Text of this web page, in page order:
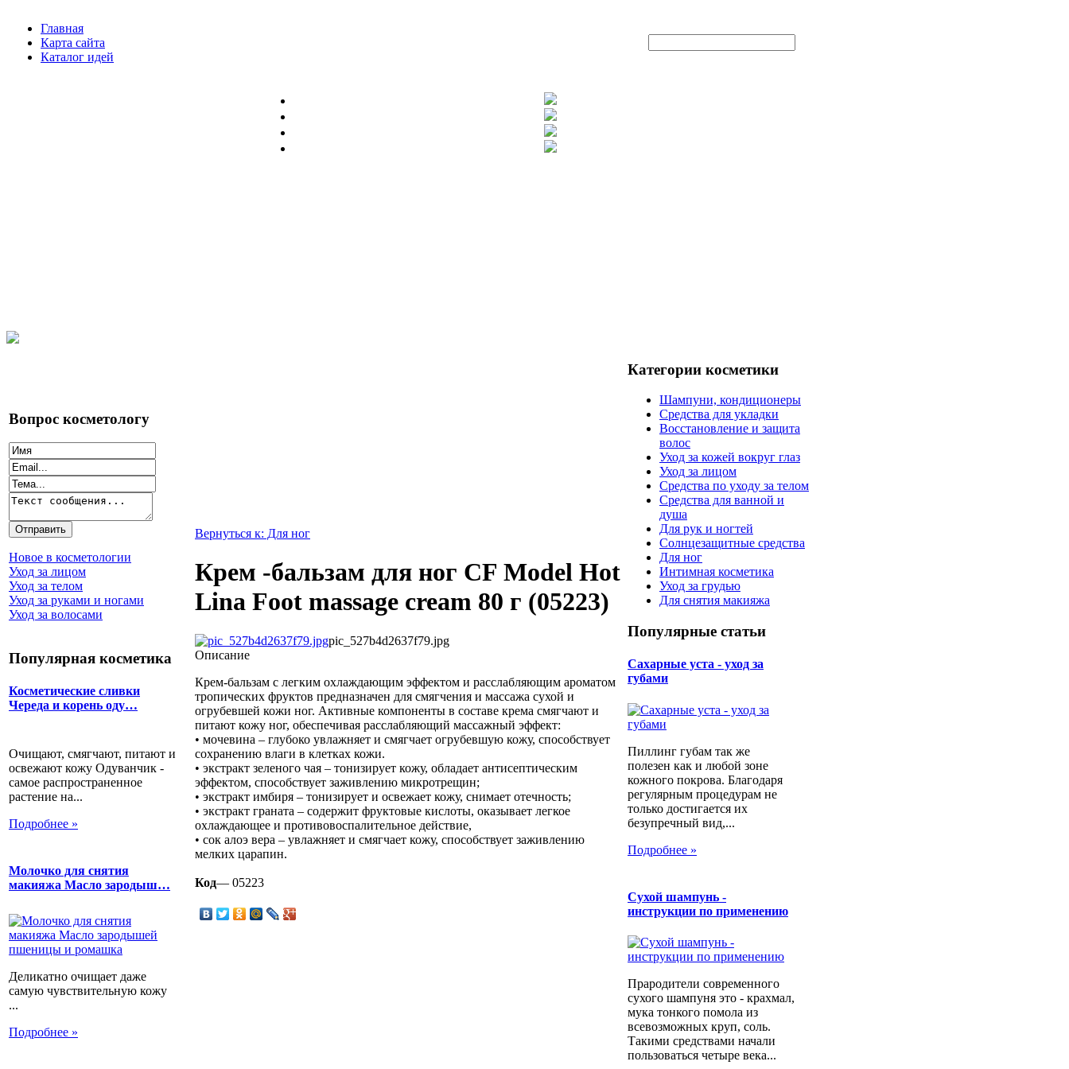
Главная
Карта сайта
Каталог идей
Вопрос косметологу
Новое в косметологии
Уход за лицом
Уход за телом
Уход за руками и ногами
Уход за волосами
Популярная косметика
Косметические сливки
Череда и корень оду…
Очищают, смягчают, питают и
освежают кожу Одуванчик -
самое распространенное
растение на...
Подробнее »
Молочко для снятия
макияжа Масло зародыш…
Деликатно очищает даже
самую чувствительную кожу
...
Подробнее »
Вернуться к: Для ног
Крем -бальзам для ног CF Model Hot
Lina Foot massage cream 80 г (05223)
pic_527b4d2637f79.jpg
Описание
Крем-бальзам с легким охлаждающим эффектом и расслабляющим ароматом
тропических фруктов предназначен для смягчения и массажа сухой и
огрубевшей кожи ног. Активные компоненты в составе крема смягчают и
питают кожу ног, обеспечивая расслабляющий массажный эффект:
• мочевина – глубоко увлажняет и смягчает огрубевшую кожу, способствует
сохранению влаги в клетках кожи.
• экстракт зеленого чая – тонизирует кожу, обладает антисептическим
эффектом, способствует заживлению микротрещин;
• экстракт имбиря – тонизирует и освежает кожу, снимает отечность;
• экстракт граната – содержит фруктовые кислоты, оказывает легкое
охлаждающее и противовоспалительное действие,
• сок алоэ вера – увлажняет и смягчает кожу, способствует заживлению
мелких царапин.
Код— 05223
Категории косметики
Шампуни, кондиционеры
Средства для укладки
Восстановление и защита
волос
Уход за кожей вокруг глаз
Уход за лицом
Средства по уходу за телом
Средства для ванной и
душа
Для рук и ногтей
Солнцезащитные средства
Для ног
Интимная косметика
Уход за грудью
Для снятия макияжа
Популярные статьи
Сахарные уста - уход за
губами
Пиллинг губам так же
полезен как и любой зоне
кожного покрова. Благодаря
регулярным процедурам не
только достигается их
безупречный вид,...
Подробнее »
Сухой шампунь -
инструкции по применению
Прародители современного
сухого шампуня это - крахмал,
мука тонкого помола из
всевозможных круп, соль.
Такими средствами начали
пользоваться четыре века...